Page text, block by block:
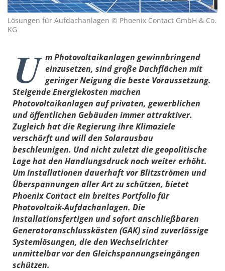
Lösungen für Aufdachanlagen © Phoenix Contact GmbH & Co.
KG
U m Photovoltaikanlagen gewinnbringend
einzusetzen, sind große Dachflächen mit
geringer Neigung die beste Voraussetzung.
Steigende Energiekosten machen
Photovoltaikanlagen auf privaten, gewerblichen
und öffentlichen Gebäuden immer attraktiver.
Zugleich hat die Regierung ihre Klimaziele
verschärft und will den Solarausbau
beschleunigen. Und nicht zuletzt die geopolitische
Lage hat den Handlungsdruck noch weiter erhöht.
Um Installationen dauerhaft vor Blitzströmen und
Überspannungen aller Art zu schützen, bietet
Phoenix Contact ein breites Portfolio für
Photovoltaik-Aufdachanlagen. Die
installationsfertigen und sofort anschließbaren
Generatoranschlusskästen (GAK) sind zuverlässige
Systemlösungen, die den Wechselrichter
unmittelbar vor den Gleichspannungseingängen
schützen.